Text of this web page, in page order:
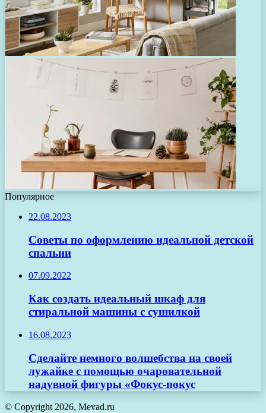
Популярное
22.08.2023
Советы по оформлению идеальной детской
спальни
07.09.2022
Как создать идеальный шкаф для
стиральной машины с сушилкой
16.08.2023
Сделайте немного волшебства на своей
лужайке с помощью очаровательной
надувной фигуры «Фокус-покус
© Copyright 2026, Mevad.ru